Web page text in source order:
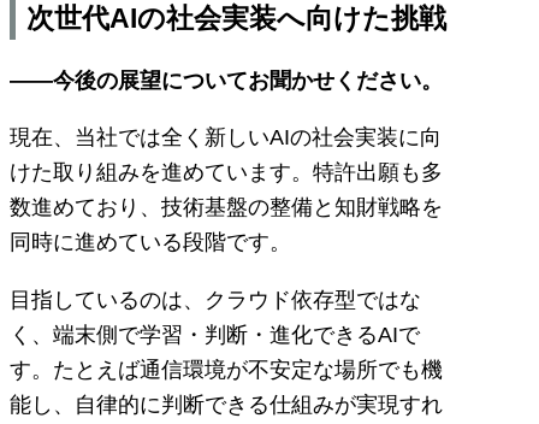
次世代AIの社会実装へ向けた挑戦
――今後の展望についてお聞かせください。
現在、当社では全く新しいAIの社会実装に向
けた取り組みを進めています。特許出願も多
数進めており、技術基盤の整備と知財戦略を
同時に進めている段階です。
目指しているのは、クラウド依存型ではな
く、端末側で学習・判断・進化できるAIで
す。たとえば通信環境が不安定な場所でも機
能し、自律的に判断できる仕組みが実現すれ